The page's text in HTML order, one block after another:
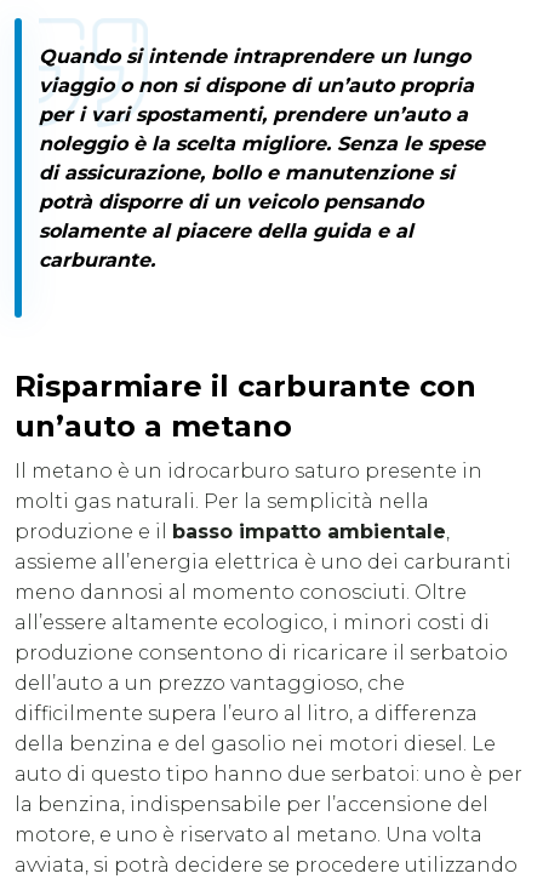
Quando si intende intraprendere un lungo
viaggio o non si dispone di un’auto propria
per i vari spostamenti, prendere un’auto a
noleggioè la scelta migliore. Senza le spese
di assicurazione, bollo e manutenzione si
potrà disporre di un veicolo pensando
solamente al piacere della guida e al
carburante.
Risparmiare il carburante con
un’auto a metano
Il metano è un idrocarburo saturo presente in
molti gas naturali. Per la semplicità nella
produzione e il basso impatto ambientale,
assieme all’energia elettrica è uno dei carburanti
meno dannosi al momento conosciuti. Oltre
all’essere altamente ecologico, i minori costi di
produzione consentono di ricaricare il serbatoio
dell’auto a un prezzo vantaggioso, che
difficilmente supera l’euro al litro, a differenza
della benzina e del gasolio nei motori diesel. Le
auto di questo tipo hanno due serbatoi: uno è per
la benzina, indispensabile per l’accensione del
motore, e uno è riservato al metano. Una volta
avviata, si potrà decidere se procedere utilizzando